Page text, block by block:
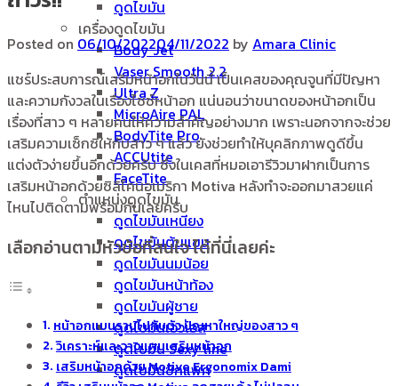
ดูดไขมัน
เครื่องดูดไขมัน
Body Jet
Vaser Smooth 2.2
Ultra Z
MicroAire PAL
BodyTite Pro
ACCUtite
FaceTite
ตำแหน่งดูดไขมัน
ดูดไขมันเหนียง
ดูดไขมันต้นแขน
ดูดไขมันนมน้อย
ดูดไขมันหน้าท้อง
ดูดไขมันผู้ชาย
ดูดไขมันเอวเอส
ดูดไขมัน Sexy line
ดูดไขมันซิกแพค
Posted on 06/10/202204/11/2022 by Amara Clinic
แชร์ประสบการณ์เสริมหน้าอกในวันนี้ เป็นเคสของคุณจูนที่มีปัญหา
และความกังวลในเรื่องไซซ์หน้าอก แน่นอนว่าขนาดของหน้าอกเป็น
เรื่องที่สาว ๆ หลายคนให้ความสำคัญอย่างมาก เพราะนอกจากจะช่วย
เสริมความเซ็กซี่ให้กับสาว ๆ แล้ว ยังช่วยทำให้บุคลิกภาพดูดีขึ้น
แต่งตัวง่ายขึ้นอีกด้วยครับ ซึ่งในเคสที่หมอเอารีวิวมาฝากเป็นการ
เสริมหน้าอกด้วยซิลิโคนอเมริกา Motiva หลังทำจะออกมาสวยแค่
ไหนไปติดตามพร้อมกันเลยครับ
เลือกอ่านตามหัวข้อที่สนใจ ได้ที่นี่เลยค่ะ
หน้าอกแบนราบไปกับตัว ปัญหาใหญ่ของสาว ๆ
วิเคราะห์และวางแผนเสริมหน้าอก
เสริมหน้าอกด้วย Motive Ergonomix Dami